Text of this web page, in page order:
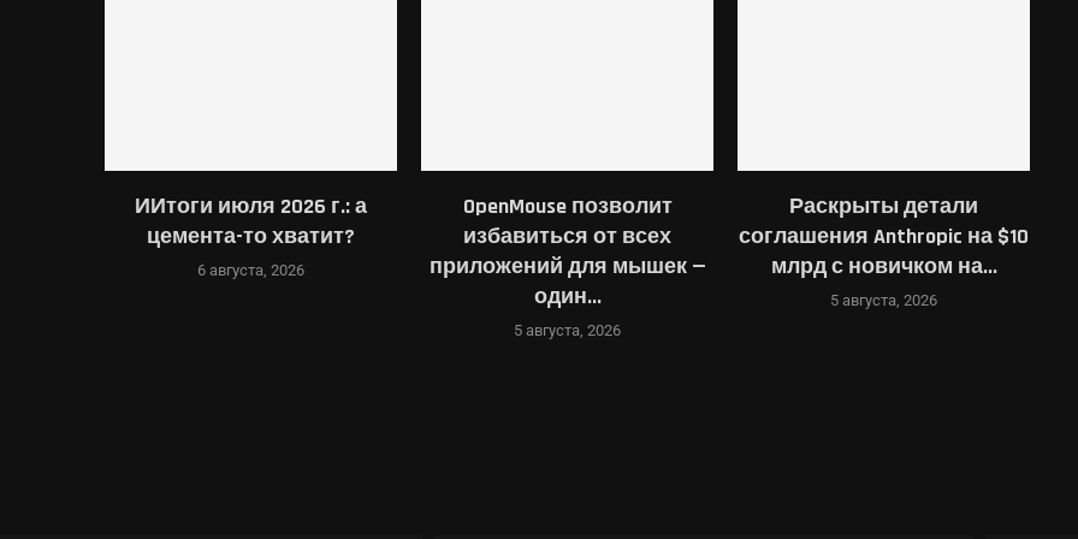
ИИтоги июля 2026 г.: а
цемента-то хватит?
6 августа, 2026
OpenMouse позволит
избавиться от всех
приложений для мышек —
один...
5 августа, 2026
Раскрыты детали
соглашения Anthropic на $10
млрд с новичком на...
5 августа, 2026